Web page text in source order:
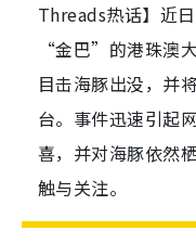
Threads热话】近
“金巴”的港珠澳
目击海豚出没，并
台。事件迅速引起
喜，并对海豚依然
触与关注。